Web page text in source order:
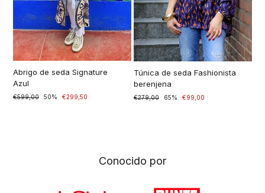
Abrigo de seda Signature
Azul
Prezzo
€599,00
Prezzo
50% €299,50
Túnica de seda Fashionista
berenjena
Prezzo
€279,00
Prezzo
65% €99,00
Conocido por